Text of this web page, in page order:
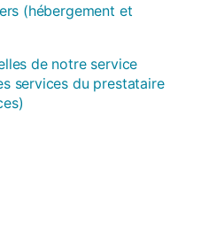
(hébergement et
de notre service
services du prestataire